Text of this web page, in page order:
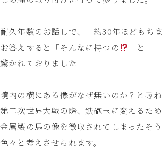
耐久年数のお話しで、『約30年ほどもち
お答えすると「そんなに持つの
」と
驚かれておりました
境内の横にある像がなぜ無いのか？と尋ね
第二次世界大戦の際、鉄砲玉に変えるため
金属製の馬の像を徴収されてしまったそ
色々と考えさせられます。